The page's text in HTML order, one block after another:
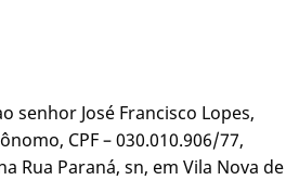
senhor José Francisco Lopes,
CPF – 030.010.906/77,
Rua Paraná, sn, em Vila Nova de